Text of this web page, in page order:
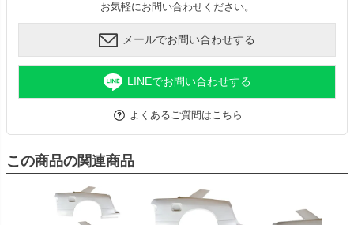
お気軽にお問い合わせください。
メールでお問い合わせする
LINEでお問い合わせする
よくあるご質問はこちら
この商品の関連商品